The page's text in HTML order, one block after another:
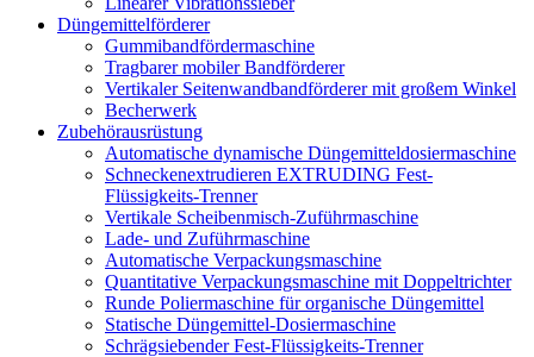
Düngemittelförderer
Gummibandfördermaschine
Tragbarer mobiler Bandförderer
Vertikaler Seitenwandbandförderer mit großem Winkel
Becherwerk
Zubehörausrüstung
Automatische dynamische Düngemitteldosiermaschine
Schneckenextrudieren EXTRUDING Fest-
Flüssigkeits-Trenner
Vertikale Scheibenmisch-Zuführmaschine
Lade- und Zuführmaschine
Automatische Verpackungsmaschine
Quantitative Verpackungsmaschine mit Doppeltrichter
Runde Poliermaschine für organische Düngemittel
Statische Düngemittel-Dosiermaschine
Schrägsiebender Fest-Flüssigkeits-Trenner